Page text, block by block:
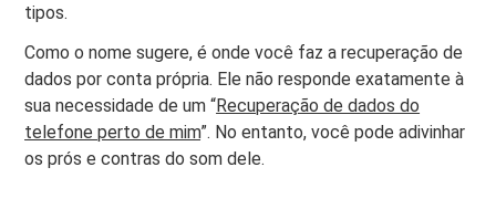
tipos.
Como o nome sugere, é onde você faz a recuperação de
dados por conta própria. Ele não responde exatamente à
sua necessidade de um “Recuperação de dados do
telefone perto de mim”. No entanto, você pode adivinhar
os prós e contras do som dele.